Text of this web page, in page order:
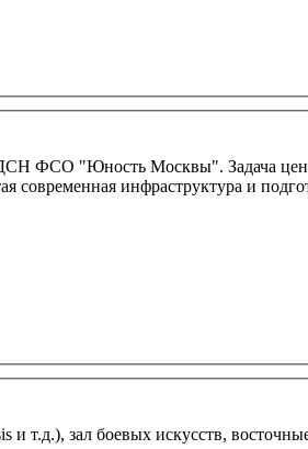
ФСО "Юность Москвы". Задача
современная инфраструктура и
т.д.), зал боевых искусств,